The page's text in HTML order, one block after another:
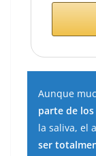
Aunque
parte de
la saliva, el
ser